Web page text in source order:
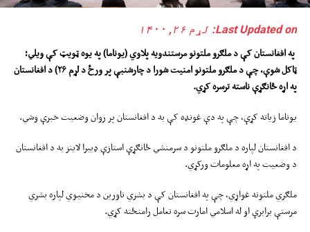
Last Updated on: لړم ۲۶, ۱۴۰۰
په افغانستان کې د ملګرو ملتونو مرستندویه پلاوي (یوناما) په یوه ټویټ کې ویلي؛
ټاکل شوې، چې د ملګرو ملتونو امنیت شورا د چارشنبې پر ورځ د لړم۲۶) د افغانستان
په اړه ځانګړې ناسته ترسره کړي.
یوناما زیاته کړې، چې په دې غونډه کې به د افغانستان پر روان وضعیت خبرې وشي.
د افغانستان لپاره د ملګرو ملتونو د سرمنشي ځانګړې استازې ډیبرا لاینز به د افغانستان
د وضعیت په اړه معلومات ورکړي.
ملګري ملتونه غواړي، چې په افغانستان کې د بشري ناورین د مخنیوي لپاره بشري
مرستې برابرې او له اسلامي امارت سره تعامل رامنځته کړي.